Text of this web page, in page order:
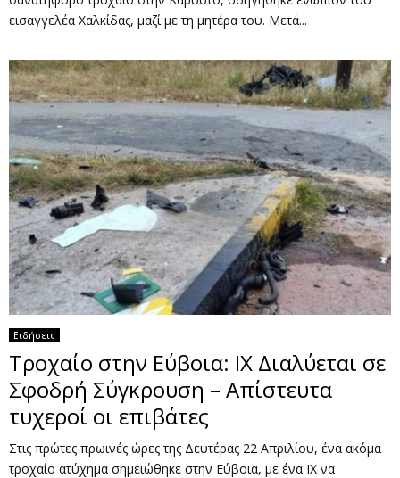
εισαγγελέα Χαλκίδας, μαζί με τη μητέρα του. Μετά...
Ειδήσεις
Τροχαίο στην Εύβοια: ΙΧ Διαλύεται σε
Σφοδρή Σύγκρουση – Απίστευτα
τυχεροί οι επιβάτες
Στις πρώτες πρωινές ώρες της Δευτέρας 22 Απριλίου, ένα ακόμα
τροχαίο ατύχημα σημειώθηκε στην Εύβοια, με ένα ΙΧ να